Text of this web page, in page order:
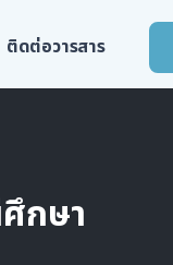
ติดต่อวารสาร
กษา